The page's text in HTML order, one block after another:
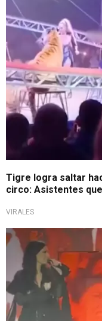
Tigre logra saltar
circo: Asistentes
VIRALES
Tenso momento en